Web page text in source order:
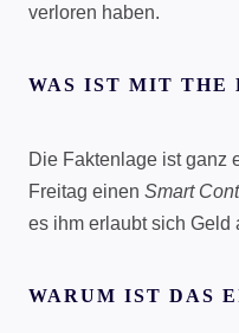
verloren haben.
WAS IST MIT THE
Die Faktenlage ist ganz
Freitag einen Smart
es ihm erlaubt sich Geld
WARUM IST DAS